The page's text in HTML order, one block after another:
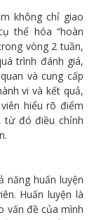
không chỉ giao
thể hóa “hoàn
vòng 2 tuần,
trình đánh giá,
và cung cấp
vi và kết quả,
hiểu rõ điểm
từ đó điều chỉnh
năng huấn luyện
Huấn luyện là
vấn đề của mình